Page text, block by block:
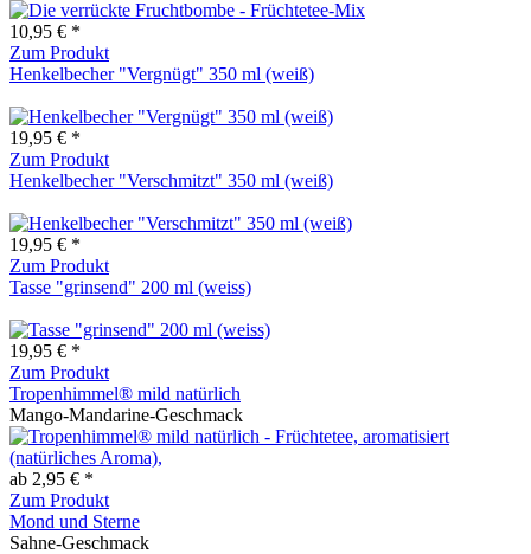
10,95 € *
Zum Produkt
Henkelbecher "Vergnügt" 350 ml (weiß)
19,95 € *
Zum Produkt
Henkelbecher "Verschmitzt" 350 ml (weiß)
19,95 € *
Zum Produkt
Tasse "grinsend" 200 ml (weiss)
19,95 € *
Zum Produkt
Tropenhimmel® mild natürlich
Mango-Mandarine-Geschmack
ab 2,95 € *
Zum Produkt
Mond und Sterne
Sahne-Geschmack